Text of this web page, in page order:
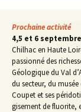
Prochaine activité
4,5 et 6
Chilhac en Haute
passionné des
Géologique du Val
du secteur, du
Coupet et ses
gisement de fluorite,